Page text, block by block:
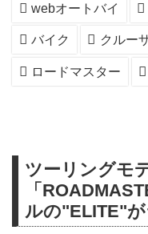
webオートバイ
バイク クルー
ロードマスター
ツーリングモ
「
ルの"ELITE"